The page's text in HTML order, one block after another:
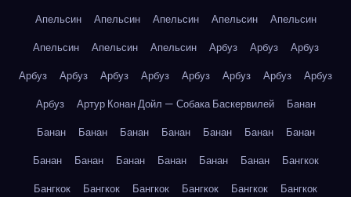
Апельсин
Апельсин Апельсин Апельсин
Апельсин
Апельсин
Апельсин Апельсин Арбуз Арбуз
Арбуз
Арбуз
Арбуз Арбуз Арбуз Арбуз Арбуз Арбуз
Арбуз
Арбуз
Артур Конан Дойл — Собака Баскервилей
Банан
Банан
Банан Банан Банан Банан Банан
Банан
Банан
Банан Банан Банан Банан Банан
Бангкок
Бангкок
Бангкок Бангкок Бангкок Бангкок
Бангкок